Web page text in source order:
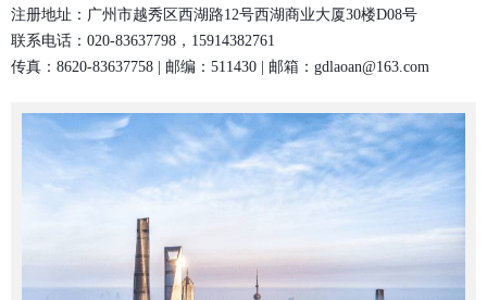
注册地址：广州市越秀区西湖路12号西湖商业大厦30楼D08号
联系电话：020-83637798，15914382761
传真：8620-83637758 | 邮编：511430 | 邮箱：gdlaoan@163.com